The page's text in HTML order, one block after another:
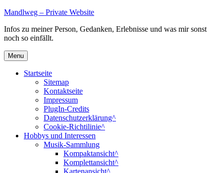
Skip
content
Mandlweg – Private Website
Infos zu meiner Person, Gedanken, Erlebnisse und was mir sonst
noch so einfällt.
Menu
Startseite
Sitemap
Kontaktseite
Impressum
PlugIn-Credits
Datenschutzerklärung^
Cookie-Richtilinie^
Hobbys und Interessen
Musik-Sammlung
Kompaktansicht^
Komplettansicht^
Kartenansicht^